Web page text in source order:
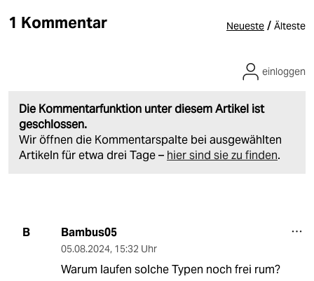
1 Kommentar Neueste / Älteste
Die Kommentarfunktion unter diesem Artikel ist
geschlossen.
Wir öffnen die Kommentarspalte bei ausgewählten
Artikeln für etwa drei Tage – hier sind sie zu finden.
einloggen
B Bambus05
05.08.2024, 15:32 Uhr
Warum laufen solche Typen noch frei rum?